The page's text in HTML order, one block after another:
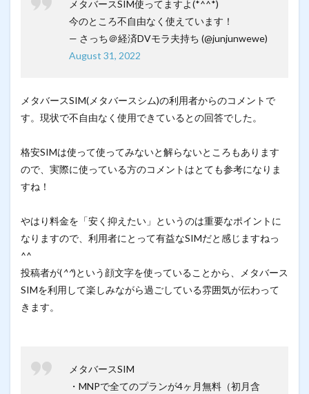
メタバースSIM使ってますよ(*^^*)
今のところ不自由なく使えています！
— さっち＠経済DVモラ夫持ち (@junjunwewe)
August 31, 2022
メタバースSIM(メタバースシム)の利用者からのコメントで
す。現状で不自由なく使用できているとの回答でした。
格安SIMは使って使ってみないと解らないところもあります
ので、実際に使っている方のコメントはとても参考になりま
すね！
やはり料金を「安く抑えたい」というのは重要なポイントに
なりますので、利用者にとって有益なSIMだと感じますねっ
^^
投稿者が(^^)という顔文字を使っていることから、メタバース
SIMを利用して楽しみながら過ごしている雰囲気が伝わって
きます。
メタバースSIM
・MNPで全てのプランが4ヶ月無料（初月含